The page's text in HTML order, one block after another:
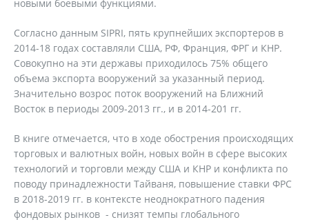
новыми боевыми функциями.
Согласно данным SIPRI, пять крупнейших экспортеров в
2014-18 годах составляли США, РФ, Франция, ФРГ и КНР.
Совокупно на эти державы приходилось 75% общего
объема экспорта вооружений за указанный период.
Значительно возрос поток вооружений на Ближний
Восток в периоды 2009-2013 гг., и в 2014-201 гг.
В книге отмечается, что в ходе обострения происходящих
торговых и валютных войн, новых войн в сфере высоких
технологий и торговли между США и КНР и конфликта по
поводу принадлежности Тайваня, повышение ставки ФРС
в 2018-2019 гг. в контексте неоднократного падения
фондовых рынков - снизят темпы глобального